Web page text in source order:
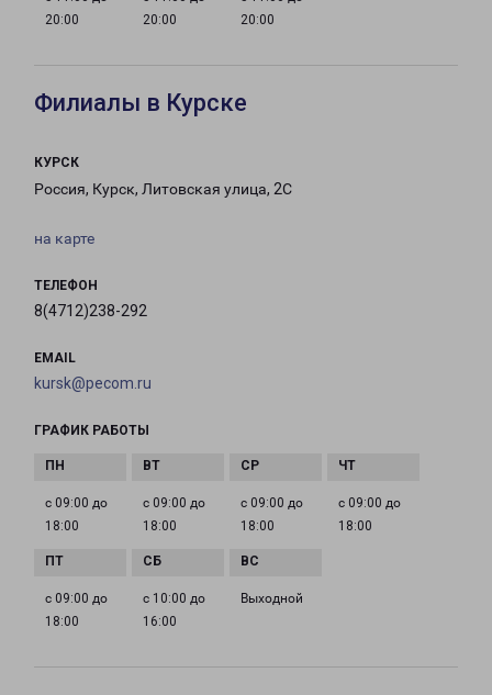
20:00
20:00
20:00
Филиалы в Курске
КУРСК
Россия, Курск, Литовская улица, 2С
на карте
ТЕЛЕФОН
8(4712)238-292
EMAIL
kursk@pecom.ru
ГРАФИК РАБОТЫ
с 09:00 до
18:00
с 09:00 до
18:00
с 09:00 до
18:00
с 09:00 до
18:00
с 09:00 до
18:00
с 10:00 до
16:00
Выходной